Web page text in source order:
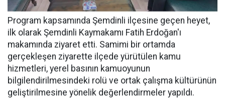
Program kapsamında Şemdinli ilçesine geçen heyet,
ilk olarak Şemdinli Kaymakamı Fatih Erdoğan'ı
makamında ziyaret etti. Samimi bir ortamda
gerçekleşen ziyarette ilçede yürütülen kamu
hizmetleri, yerel basının kamuoyunun
bilgilendirilmesindeki rolü ve ortak çalışma kültürünün
geliştirilmesine yönelik değerlendirmeler yapıldı.